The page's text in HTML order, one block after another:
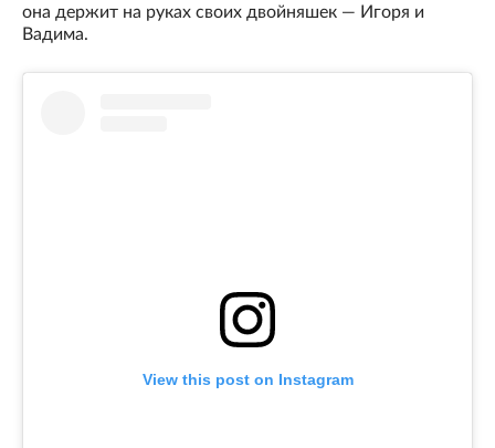
она держит на руках своих двойняшек — Игоря и
Вадима.
View this post on Instagram